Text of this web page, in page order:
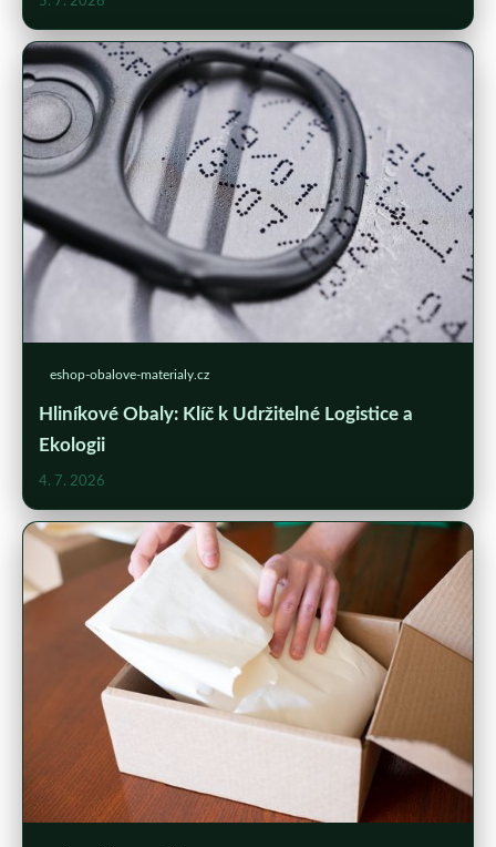
eshop-obalove-materialy.cz
Hliníkové Obaly: Klíč k Udržitelné Logistice a
Ekologii
4. 7. 2026